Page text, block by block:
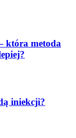
która metoda
iniekcji?